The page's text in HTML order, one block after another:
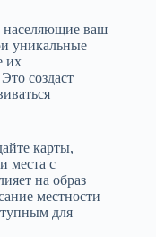
населяющие ваш
уникальные
их
создаст
карты,
места с
на образ
местности
для